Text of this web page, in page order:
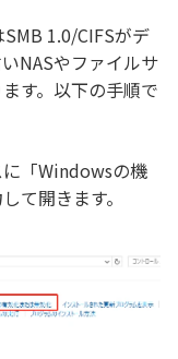
1.0/CIFSがデ
NASやファイルサ
す。以下の手順で
「Windowsの機
て開きます。